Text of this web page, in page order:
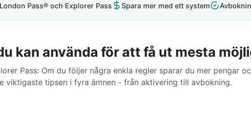
Pass® och Explorer Pass Spara mer med ett system
kan använda för att få ut mesta
Pass: Om du följer några enkla regler sparar du mer pengar
viktigaste tipsen i fyra ämnen - från aktivering till avbokning.